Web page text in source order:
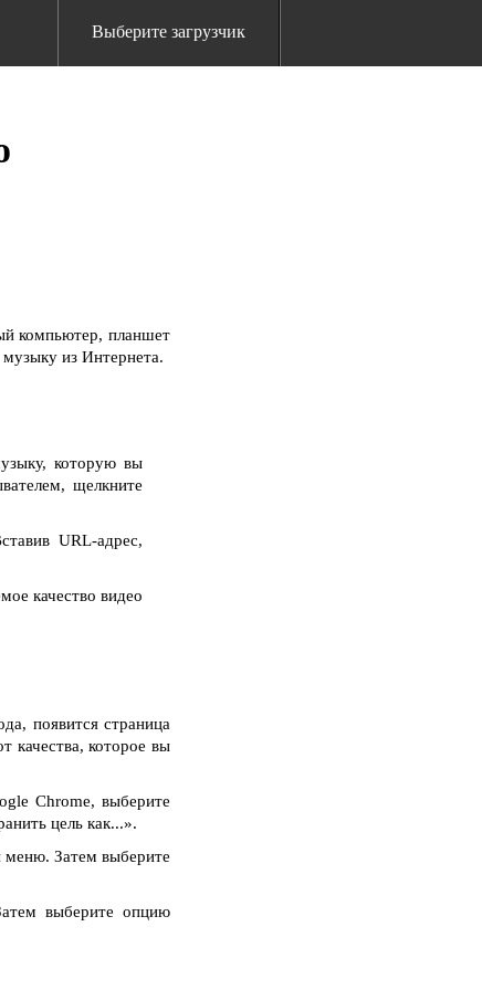
Выберите загрузчик
компьютер, планшет
из Интернета.
которую вы
щелкните
URL-адрес,
качество видео
появится страница
качества, которое вы
Chrome, выберите
цель как...».
меню. Затем выберите
выберите опцию